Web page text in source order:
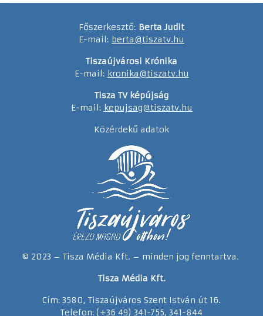
Főszerkesztő: Berta Judit
E-mail: berta@tiszatv.hu
Tiszaújvárosi Krónika
E-mail: kronika@tiszatv.hu
Tisza TV képújság
E-mail: kepujsag@tiszatv.hu
Közérdekű adatok
© 2023 – Tisza Média Kft. – minden jog fenntartva.
Tisza Média Kft.
Cím: 3580, Tiszaújváros Szent István út 16.
Telefon: (+36 49) 341-755, 341-844